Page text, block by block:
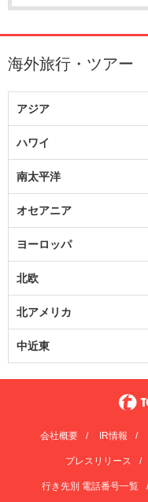
海外旅行・ツアー
アジア
ハワイ
南太平洋
オセアニア
ヨーロッパ
北欧
北アメリカ
中近東
会社概要 IR情報
プレスリリース
行き先別 電話番号一覧